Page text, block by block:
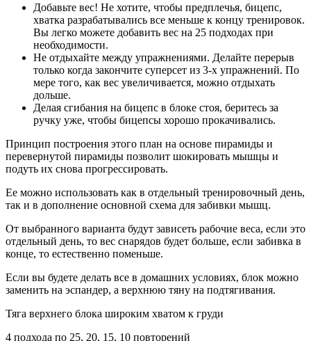
Добавьте вес! Не хотите, чтобы предплечья, бицепс,
хватка разрабатывались все меньше к концу тренировок.
Вы легко можете добавить вес на 25 подходах при
необходимости.
Не отдыхайте между упражнениями. Делайте перерыв
только когда закончите суперсет из 3-х упражнений. По
мере того, как вес увеличивается, можно отдыхать
дольше.
Делая сгибания на бицепс в блоке стоя, беритесь за
ручку уже, чтобы бицепсы хорошо прокачивались.
Принцип построения этого план на основе пирамиды и
перевернутой пирамиды позволит шокировать мышцы и
подуть их снова прогрессировать.
Ее можно использовать как в отдельный тренировочный день,
так и в дополнение основной схема для забивки мышц.
От выбранного варианта будут зависеть рабочие веса, если это
отдельный день, то вес снарядов будет больше, если забивка в
конце, то естественно поменьше.
Если вы будете делать все в домашних условиях, блок можно
заменить на эспандер, а верхнюю тяну на подтягивания.
Тяга верхнего блока широким хватом к груди
4 подхода по 25, 20, 15, 10 повторений